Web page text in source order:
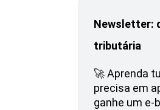
Newsletter:
tributária
🚀 Aprenda
precisa em
ganhe um e-